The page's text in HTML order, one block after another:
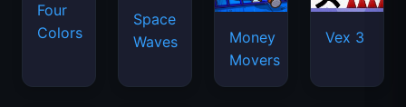
Four
Colors
Space
Waves
Money
Movers
Vex 3